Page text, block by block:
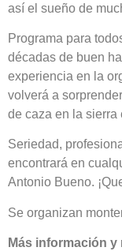
así el sueño de
Programa para
décadas de buen
experiencia en la
volverá a
de caza en la sierra
Seriedad,
encontrará en
Antonio Bueno.
Se organizan
Más información y